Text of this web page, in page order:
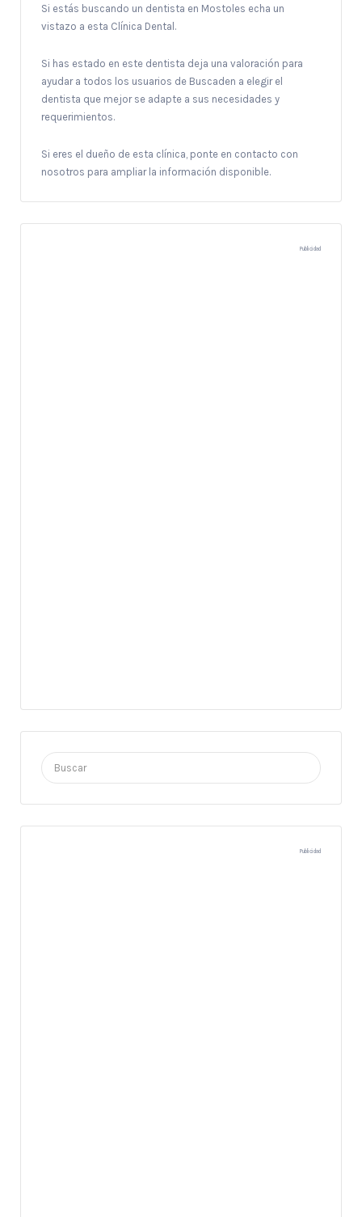
Si estás buscando un dentista en Mostoles echa un
vistazo a esta Clínica Dental.
Si has estado en este dentista deja una valoración para
ayudar a todos los usuarios de Buscaden a elegir el
dentista que mejor se adapte a sus necesidades y
requerimientos.
Si eres el dueño de esta clínica, ponte en contacto con
nosotros para ampliar la información disponible.
Publicidad
Buscar
por:
Publicidad